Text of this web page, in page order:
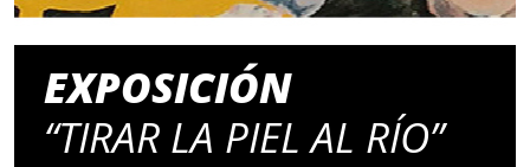
EXPOSICIÓN
“TIRAR LA PIEL AL RÍO”